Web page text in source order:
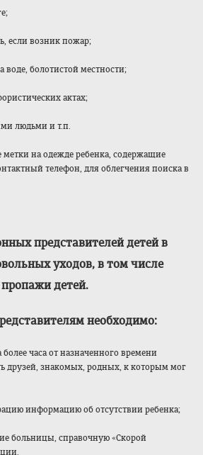
если возник пожар;
воде, болотистой местности;
актах;
людьми и т.п.
метки на одежде ребенка, содержащие
телефон, для облегчения поиска в
представителей детей в
уходов, в том числе
пропажи детей.
необходимо:
часа от назначенного времени
друзей, знакомых, родных, к которым мог
информацию об отсутствии ребенка;
больницы, справочную «Скорой